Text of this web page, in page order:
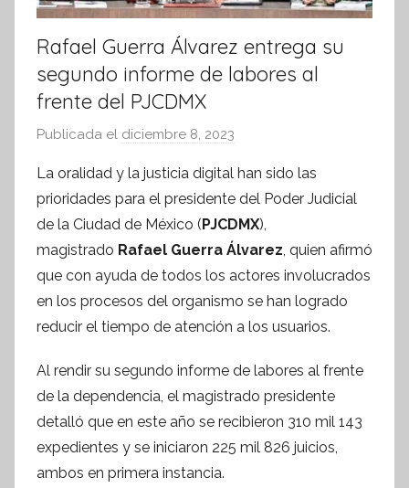
Rafael Guerra Álvarez entrega su
segundo informe de labores al
frente del PJCDMX
Publicada el diciembre 8, 2023
r
S
í
n
t
e
s
s
I
n
f
La oralidad y la justicia digital han sido las
prioridades para el presidente del Poder Judicial
de la Ciudad de México (PJCDMX),
magistrado Rafael Guerra Álvarez, quien afirmó
que con ayuda de todos los actores involucrados
en los procesos del organismo se han logrado
reducir el tiempo de atención a los usuarios.
Al rendir su segundo informe de labores al frente
de la dependencia, el magistrado presidente
detalló que en este año se recibieron 310 mil 143
expedientes y se iniciaron 225 mil 826 juicios,
ambos en primera instancia.